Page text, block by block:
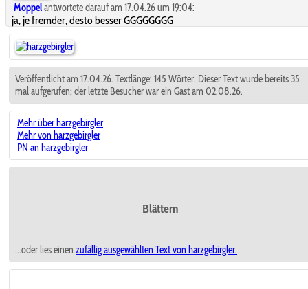
Moppelantwortete darauf am 17.04.26 um 19:04:
ja, je fremder, desto besser GGGGGGGG
Veröffentlicht am 17.04.26. Textlänge: 145 Wörter. Dieser Text wurde bereits 35
mal aufgerufen; der letzte Besucher war ein Gast am 02.08.26.
Mehr über harzgebirgler
Mehr von harzgebirgler
PN an harzgebirgler
Blättern
...oder lies einen zufällig ausgewählten Text von harzgebirgler.